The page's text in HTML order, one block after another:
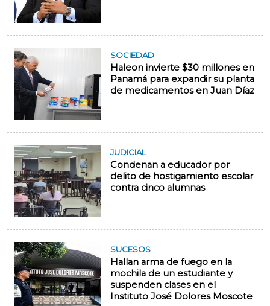
SOCIEDAD
Haleon invierte $30 millones en
Panamá para expandir su planta
de medicamentos en Juan Díaz
JUDICIAL
Condenan a educador por
delito de hostigamiento escolar
contra cinco alumnas
SUCESOS
Hallan arma de fuego en la
mochila de un estudiante y
suspenden clases en el
Instituto José Dolores Moscote